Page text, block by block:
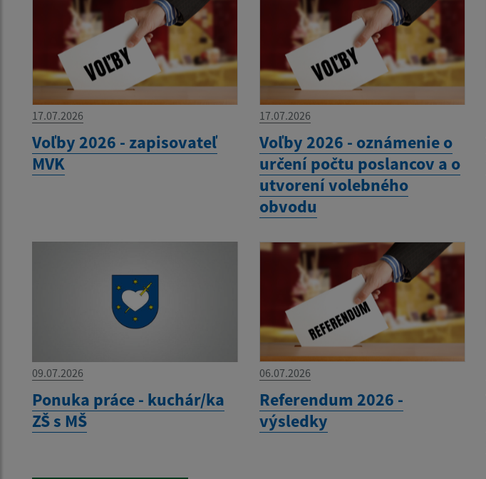
17.07.2026
Voľby 2026 - zapisovateľ
MVK
17.07.2026
Voľby 2026 - oznámenie o
určení počtu poslancov a o
utvorení volebného
obvodu
09.07.2026
Ponuka práce - kuchár/ka
ZŠ s MŠ
06.07.2026
Referendum 2026 -
výsledky